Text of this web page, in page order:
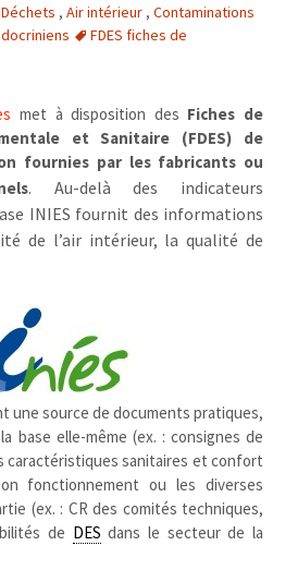
Déchets , Air intérieur , Contaminations
FDES fiches de
met à disposition des Fiches de
et Sanitaire (FDES) de
fournies par les fabricants ou
. Au-delà des indicateurs
INIES fournit des informations
de l’air intérieur, la qualité de
une source de documents pratiques,
base elle-même (ex. : consignes de
caractéristiques sanitaires et confort
fonctionnement ou les diverses
(ex. : CR des comités techniques,
de DES dans le secteur de la